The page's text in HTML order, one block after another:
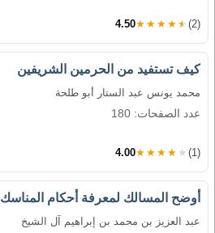
4.50★★★★★ (2)
كيف تستفيد من الحرمين الشريفين
محمد يونس عبد الستار أبو طلحة
عدد الصفحات: 180
4.00★★★★★ (1)
أوضح المسالك لمعرفة أحكام المناسك
عبد العزيز بن محمد بن إبراهيم آل الشيخ